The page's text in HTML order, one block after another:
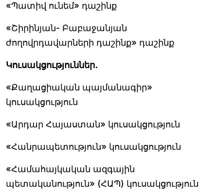
«Պատիվ ունեմ» դաշինք
«Շիրինյան- Բաբաջանյան
ժողովրդավարների դաշինք» դաշինք
Կուսակցություններ․
«Քաղացիական պայմանագիր»
կուսակցություն
«Արդար Հայաստան» կուսակցություն
«Հանրապետություն» կուսակցություն
«Համահայկական ազգային
պետականություն» (ՀԱՊ) կուսակցություն